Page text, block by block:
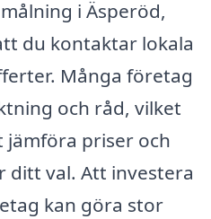
i Äsperöd,
du kontaktar lokala
Många företag
och råd, vilket
priser och
ditt val. Att investera
kan göra stor